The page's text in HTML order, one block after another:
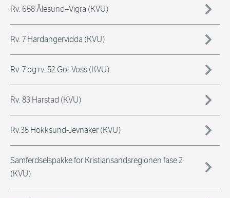
Rv. 658 Ålesund–Vigra (KVU)
Rv. 7 Hardangervidda (KVU)
Rv. 7 og rv. 52 Gol-Voss (KVU)
Rv. 83 Harstad (KVU)
Rv.35 Hokksund-Jevnaker (KVU)
Samferdselspakke for Kristiansandsregionen fase 2
(KVU)